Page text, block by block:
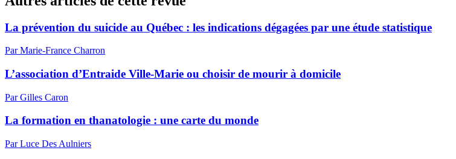
La prévention du suicide au Québec : les indications dégagées par une étude statistique
Par Marie-France Charron
L’association d’Entraide Ville-Marie ou choisir de mourir à domicile
Par Gilles Caron
La formation en thanatologie : une carte du monde
Par Luce Des Aulniers